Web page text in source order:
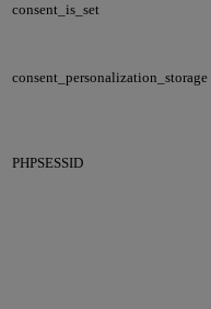
consent_is_set
consent_personalization_storage
PHPSESSID